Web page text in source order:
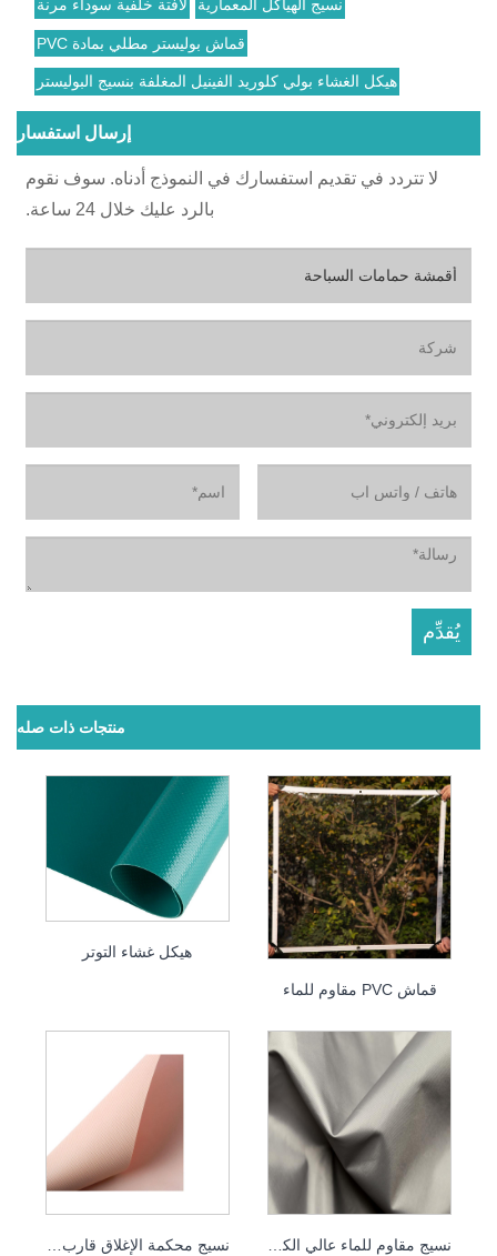
لافتة خلفية سوداء مرنة نسيج الهياكل المعمارية
قماش بوليستر مطلي بمادة PVC
هيكل الغشاء بولي كلوريد الفينيل المغلفة بنسيج البوليستر
إرسال استفسار
لا تتردد في تقديم استفسارك في النموذج أدناه. سوف نقوم
بالرد عليك خلال 24 ساعة.
منتجات ذات صله
هيكل غشاء التوتر
قماش PVC مقاوم للماء
نسيج محكمة الإغلاق قارب قابل للنفخ نسيج مقاوم للماء عالي الكثافة